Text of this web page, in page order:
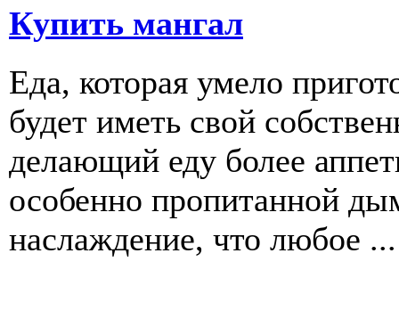
Купить мангал
Еда, которая умело
будет иметь свой
делающий еду более
особенно пропитанной
наслаждение, что любое ...